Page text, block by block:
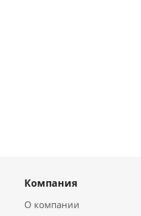
Компания
О компании